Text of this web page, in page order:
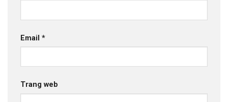
Email *
Trang web